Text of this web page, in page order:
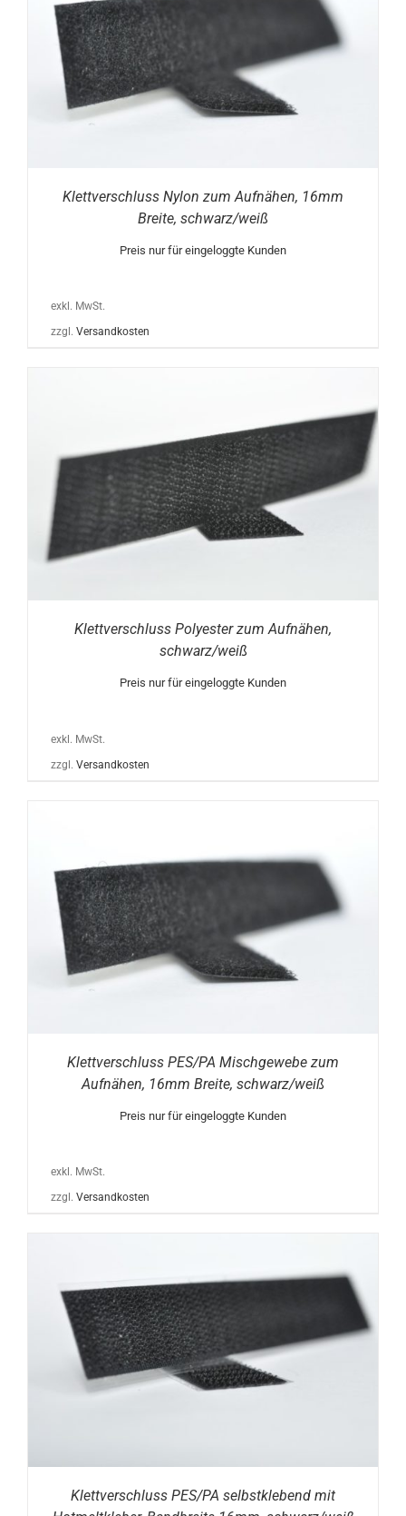
Klettverschluss Nylon zum Aufnähen, 16mm
Breite, schwarz/weiß
Preis nur für eingeloggte Kunden
exkl. MwSt.
zzgl. Versandkosten
Klettverschluss Polyester zum Aufnähen,
schwarz/weiß
Preis nur für eingeloggte Kunden
exkl. MwSt.
zzgl. Versandkosten
Klettverschluss PES/PA Mischgewebe zum
Aufnähen, 16mm Breite, schwarz/weiß
Preis nur für eingeloggte Kunden
exkl. MwSt.
zzgl. Versandkosten
Klettverschluss PES/PA selbstklebend mit